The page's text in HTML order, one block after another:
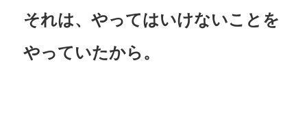
それは、やってはいけないことを
やっていたから。